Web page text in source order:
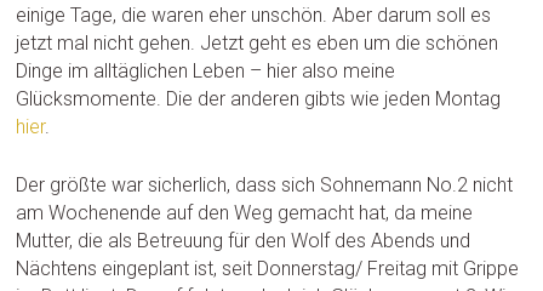
einige Tage, die waren eher unschön. Aber darum soll es
jetzt mal nicht gehen. Jetzt geht es eben um die schönen
Dinge im alltäglichen Leben – hier also meine
Glücksmomente. Die der anderen gibts wie jeden Montag
hier.
Der größte war sicherlich, dass sich Sohnemann No.2 nicht
am Wochenende auf den Weg gemacht hat, da meine
Mutter, die als Betreuung für den Wolf des Abends und
Nächtens eingeplant ist, seit Donnerstag/ Freitag mit Grippe